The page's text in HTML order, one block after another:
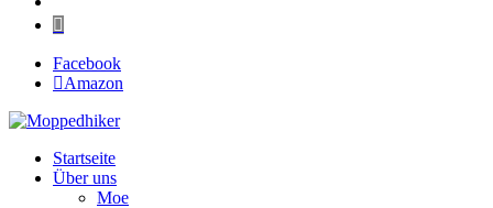
Facebook
Amazon
Startseite
Über uns
Moe